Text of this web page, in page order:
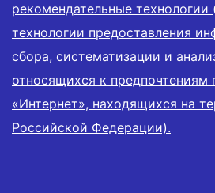
рекомендательные
технологии предоставления
сбора, систематизации и
относящихся к предпочтениям
«Интернет», находящихся на
Российской Федерации).